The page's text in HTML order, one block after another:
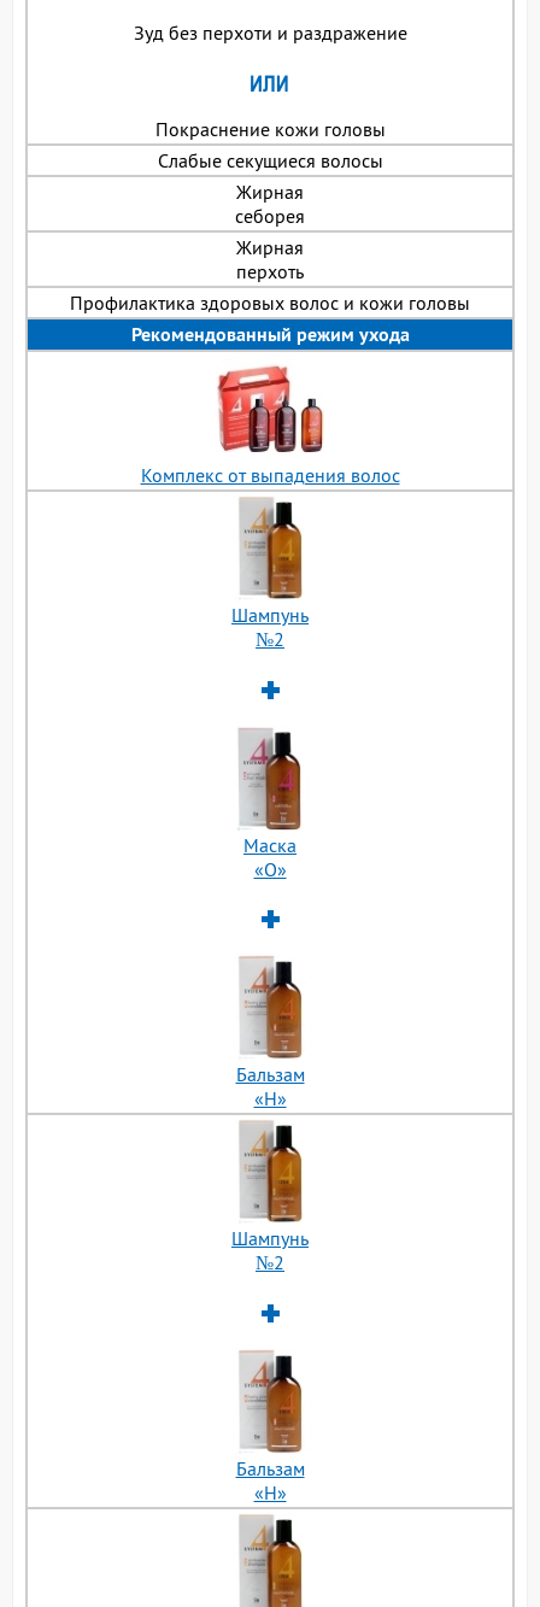
Зуд без перхоти и раздражение
Покраснение кожи головы
Слабые секущиеся волосы
Жирная
себорея
Жирная
перхоть
Профилактика здоровых волос и кожи головы
Рекомендованный режим ухода
Комплекс от выпадения волос
Шампунь
№2
Маска
«О»
Бальзам
«H»
Шампунь
№2
Бальзам
«H»